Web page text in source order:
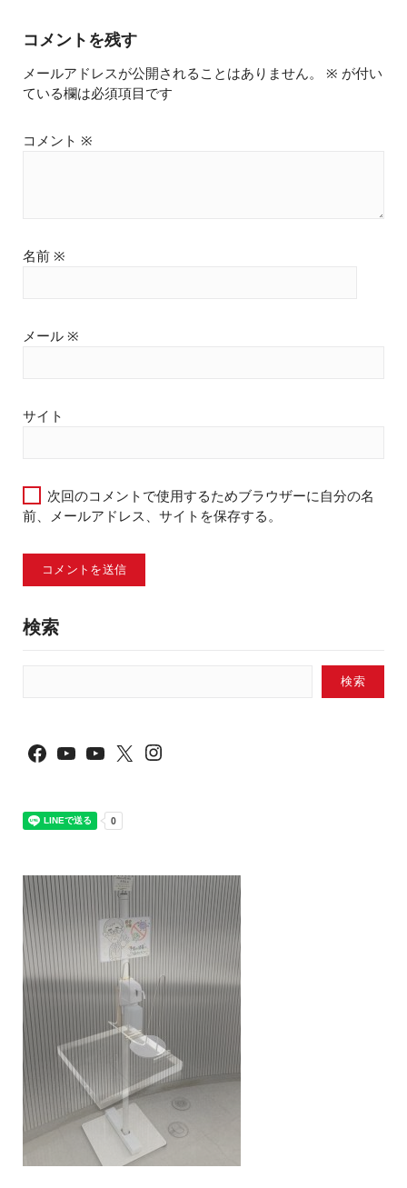
コメントを残す
メールアドレスが公開されることはありません。 ※ が付い
ている欄は必須項目です
コメント ※
名前 ※
メール ※
サイト
次回のコメントで使用するためブラウザーに自分の名
前、メールアドレス、サイトを保存する。
検索
検索
YouTube YouTube X